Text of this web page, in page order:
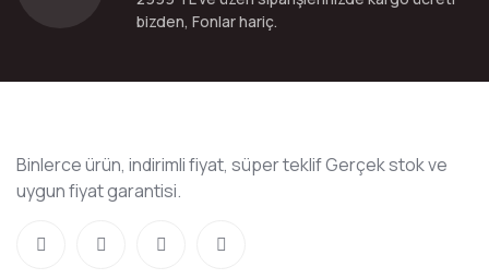
bizden, Fonlar hariç.
Binlerce ürün, indirimli fiyat, süper teklif Gerçek stok ve
uygun fiyat garantisi.